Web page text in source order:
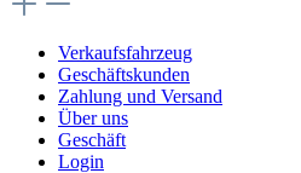
Verkaufsfahrzeug
Geschäftskunden
Zahlung und Versand
Über uns
Geschäft
Login